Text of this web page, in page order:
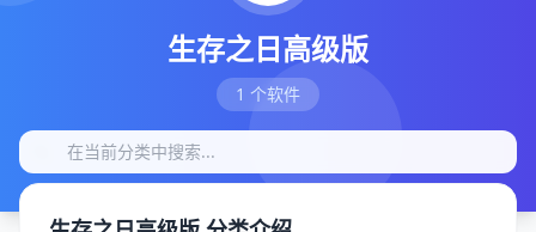
生存之日高级版
1 个软件